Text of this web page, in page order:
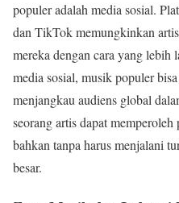
populer adalah media sosial.
dan TikTok memungkinkan
mereka dengan cara yang lebih
media sosial, musik populer
menjangkau audiens global
seorang artis dapat
bahkan tanpa harus menjalani
besar.